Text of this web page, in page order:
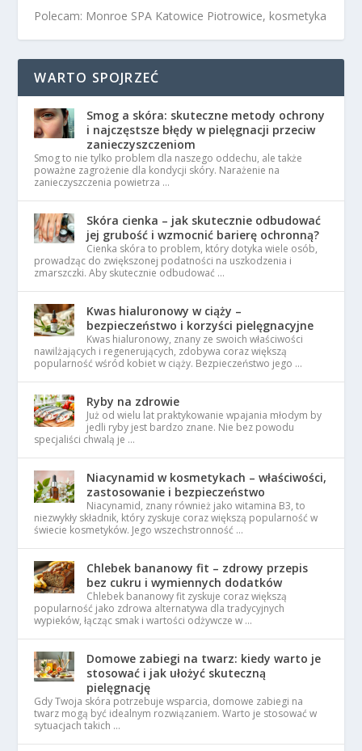
Polecam: Monroe SPA Katowice Piotrowice, kosmetyka
WARTO SPOJRZEĆ
Smog a skóra: skuteczne metody ochrony
i najczęstsze błędy w pielęgnacji przeciw
zanieczyszczeniom
Smog to nie tylko problem dla naszego oddechu, ale także
poważne zagrożenie dla kondycji skóry. Narażenie na
zanieczyszczenia powietrza …
Skóra cienka – jak skutecznie odbudować
jej grubość i wzmocnić barierę ochronną?
Cienka skóra to problem, który dotyka wiele osób,
prowadząc do zwiększonej podatności na uszkodzenia i
zmarszczki. Aby skutecznie odbudować …
Kwas hialuronowy w ciąży –
bezpieczeństwo i korzyści pielęgnacyjne
Kwas hialuronowy, znany ze swoich właściwości
nawilżających i regenerujących, zdobywa coraz większą
popularność wśród kobiet w ciąży. Bezpieczeństwo jego …
Ryby na zdrowie
Już od wielu lat praktykowanie wpajania młodym by
jedli ryby jest bardzo znane. Nie bez powodu
specjaliści chwalą je …
Niacynamid w kosmetykach – właściwości,
zastosowanie i bezpieczeństwo
Niacynamid, znany również jako witamina B3, to
niezwykły składnik, który zyskuje coraz większą popularność w
świecie kosmetyków. Jego wszechstronność …
Chlebek bananowy fit – zdrowy przepis
bez cukru i wymiennych dodatków
Chlebek bananowy fit zyskuje coraz większą
popularność jako zdrowa alternatywa dla tradycyjnych
wypieków, łącząc smak i wartości odżywcze w …
Domowe zabiegi na twarz: kiedy warto je
stosować i jak ułożyć skuteczną
pielęgnację
Gdy Twoja skóra potrzebuje wsparcia, domowe zabiegi na
twarz mogą być idealnym rozwiązaniem. Warto je stosować w
sytuacjach takich …